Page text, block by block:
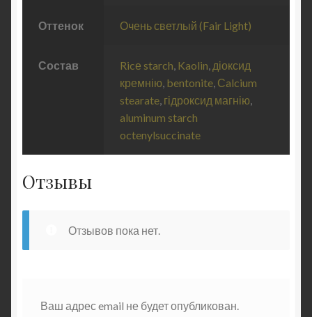
Оттенок Очень светлый (Fair Light)
Состав Ricе starch, Kaolin, діоксид
кремнію, bentonite, Сalcium
stearate, гідроксид магнію,
aluminum starch
octenylsuccinate
Отзывы
Отзывов пока нет.
Ваш адрес email не будет опубликован.